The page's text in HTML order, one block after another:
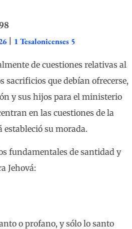
1 Tesalonicenses 5
de cuestiones relativas al
sacrificios que debían ofrecerse,
y sus hijos para el ministerio
en las cuestiones de la
su morada.
fundamentales de santidad y
Jehová:
o profano, y sólo lo santo